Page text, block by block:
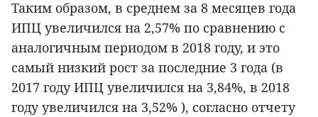
Таким образом, в среднем за 8 месяцев года
ИПЦ увеличился на 2,57% по сравнению с
аналогичным периодом в 2018 году, и это
самый низкий рост за последние 3 года (в
2017 году ИПЦ увеличился на 3,84%, в 2018
году увеличился на 3,52% ), согласно отчету